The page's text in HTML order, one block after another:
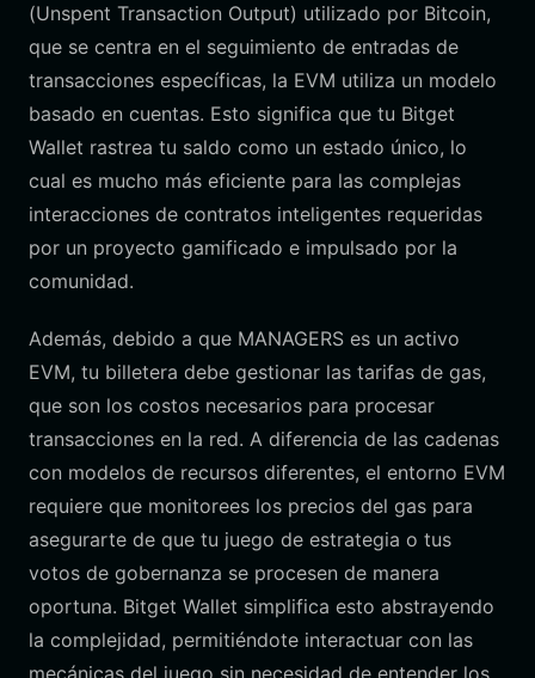
(Unspent Transaction Output) utilizado por Bitcoin,
que se centra en el seguimiento de entradas de
transacciones específicas, la EVM utiliza un modelo
basado en cuentas. Esto significa que tu Bitget
Wallet rastrea tu saldo como un estado único, lo
cual es mucho más eficiente para las complejas
interacciones de contratos inteligentes requeridas
por un proyecto gamificado e impulsado por la
comunidad.
Además, debido a que MANAGERS es un activo
EVM, tu billetera debe gestionar las tarifas de gas,
que son los costos necesarios para procesar
transacciones en la red. A diferencia de las cadenas
con modelos de recursos diferentes, el entorno EVM
requiere que monitorees los precios del gas para
asegurarte de que tu juego de estrategia o tus
votos de gobernanza se procesen de manera
oportuna. Bitget Wallet simplifica esto abstrayendo
la complejidad, permitiéndote interactuar con las
mecánicas del juego sin necesidad de entender los